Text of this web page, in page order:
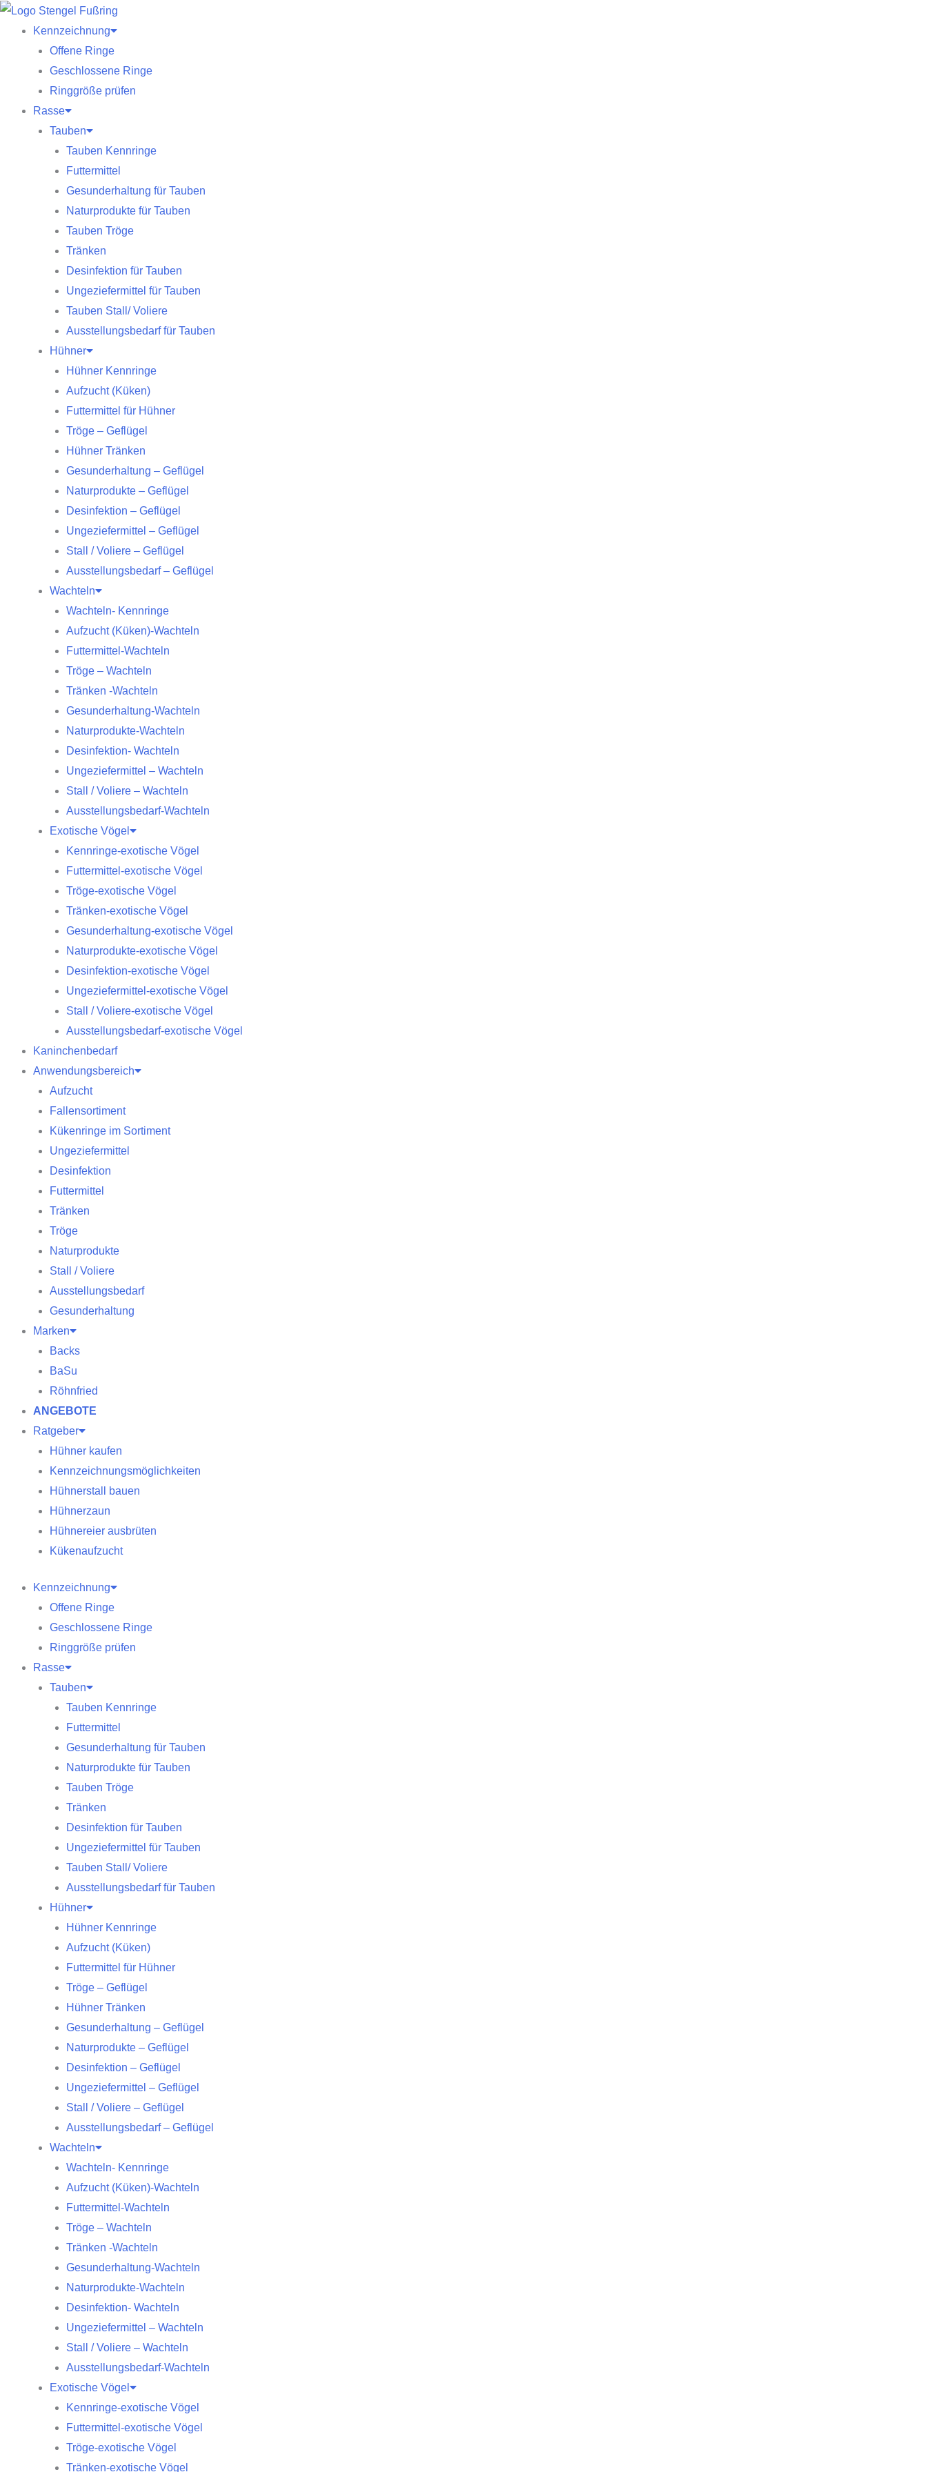
Zum
Inhalt
springen
Kennzeichnung
Offene Ringe
Geschlossene Ringe
Ringgröße prüfen
Rasse
Tauben
Tauben Kennringe
Futtermittel
Gesunderhaltung für Tauben
Naturprodukte für Tauben
Tauben Tröge
Tränken
Desinfektion für Tauben
Ungeziefermittel für Tauben
Tauben Stall/ Voliere
Ausstellungsbedarf für Tauben
Hühner
Hühner Kennringe
Aufzucht (Küken)
Futtermittel für Hühner
Tröge – Geflügel
Hühner Tränken
Gesunderhaltung – Geflügel
Naturprodukte – Geflügel
Desinfektion – Geflügel
Ungeziefermittel – Geflügel
Stall / Voliere – Geflügel
Ausstellungsbedarf – Geflügel
Wachteln
Wachteln- Kennringe
Aufzucht (Küken)-Wachteln
Futtermittel-Wachteln
Tröge – Wachteln
Tränken -Wachteln
Gesunderhaltung-Wachteln
Naturprodukte-Wachteln
Desinfektion- Wachteln
Ungeziefermittel – Wachteln
Stall / Voliere – Wachteln
Ausstellungsbedarf-Wachteln
Exotische Vögel
Kennringe-exotische Vögel
Futtermittel-exotische Vögel
Tröge-exotische Vögel
Tränken-exotische Vögel
Gesunderhaltung-exotische Vögel
Naturprodukte-exotische Vögel
Desinfektion-exotische Vögel
Ungeziefermittel-exotische Vögel
Stall / Voliere-exotische Vögel
Ausstellungsbedarf-exotische Vögel
Kaninchenbedarf
Anwendungsbereich
Aufzucht
Fallensortiment
Kükenringe im Sortiment
Ungeziefermittel
Desinfektion
Futtermittel
Tränken
Tröge
Naturprodukte
Stall / Voliere
Ausstellungsbedarf
Gesunderhaltung
Marken
Backs
BaSu
Röhnfried
ANGEBOTE
Ratgeber
Hühner kaufen
Kennzeichnungsmöglichkeiten
Hühnerstall bauen
Hühnerzaun
Hühnereier ausbrüten
Kükenaufzucht
Kennzeichnung
Offene Ringe
Geschlossene Ringe
Ringgröße prüfen
Rasse
Tauben
Tauben Kennringe
Futtermittel
Gesunderhaltung für Tauben
Naturprodukte für Tauben
Tauben Tröge
Tränken
Desinfektion für Tauben
Ungeziefermittel für Tauben
Tauben Stall/ Voliere
Ausstellungsbedarf für Tauben
Hühner
Hühner Kennringe
Aufzucht (Küken)
Futtermittel für Hühner
Tröge – Geflügel
Hühner Tränken
Gesunderhaltung – Geflügel
Naturprodukte – Geflügel
Desinfektion – Geflügel
Ungeziefermittel – Geflügel
Stall / Voliere – Geflügel
Ausstellungsbedarf – Geflügel
Wachteln
Wachteln- Kennringe
Aufzucht (Küken)-Wachteln
Futtermittel-Wachteln
Tröge – Wachteln
Tränken -Wachteln
Gesunderhaltung-Wachteln
Naturprodukte-Wachteln
Desinfektion- Wachteln
Ungeziefermittel – Wachteln
Stall / Voliere – Wachteln
Ausstellungsbedarf-Wachteln
Exotische Vögel
Kennringe-exotische Vögel
Futtermittel-exotische Vögel
Tröge-exotische Vögel
Tränken-exotische Vögel